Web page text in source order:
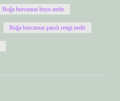
Boğa burcunun huyu nedir
Boğa burcunun şanslı rengi nedir